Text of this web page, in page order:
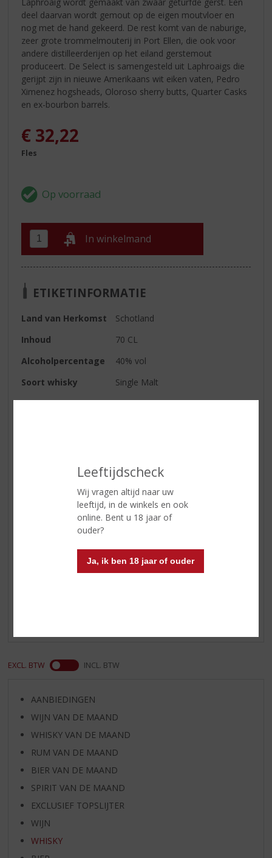
Leeftijdscheck
Wij vragen altijd naar uw
leeftijd, in de winkels en ook
online. Bent u 18 jaar of
ouder?
Ja, ik ben 18 jaar of ouder
deel daarvan wordt gemout op de eigen moutvloer en
nog met de hand gekeerd. De rest komt van de naburige,
zeer grote trommelmouterij in Port Ellen, die ook voor
andere distilleerderijen op het eiland gerstemout
produceert. De Select is samengesteld uit Laphroaigs die
gerijpt zijn in nieuwe Amerikaans wit eiken vaten, Pedro
Ximenez hogsheads, Oloroso sherry butts, Quarter Casks
en ex-bourbon barrels.
€ 32,22
Fles
In winkelmand
ETIKETINFORMATIE
Land van Herkomst
Schotland
Inhoud
70 CL
Alcoholpercentage
40% vol
Soort whisky
Single Malt
Smaaktype Whisky
Krachtig & Rokerig
tikje droog en bloemig; Vol, met
een zoete start, gevolgd door de
klassieke rooksmaak
rijp fruit in de afdronk
Reviews
EXCL. BTW INCL. BTW
AANBIEDINGEN
WIJN VAN DE MAAND
WHISKY VAN DE MAAND
RUM VAN DE MAAND
BIER VAN DE MAAND
SPIRIT VAN DE MAAND
EXCLUSIEF TOPSLIJTER
WIJN
WHISKY